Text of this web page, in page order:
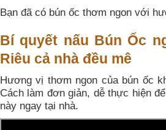
Bạn đã có bún ốc thơm ngon với
Bí quyết nấu Bún Ốc
Riêu cả nhà đều mê
Hương vị thơm ngon của bún ốc
Cách làm đơn giản, dễ thực hiện
này ngay tại nhà.